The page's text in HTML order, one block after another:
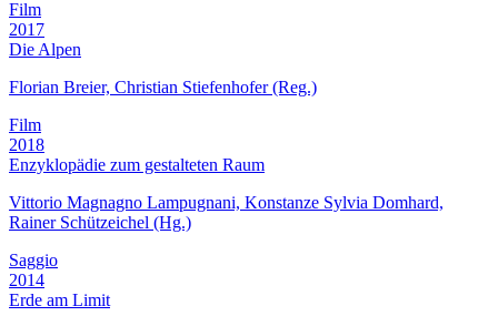
Film
2017
Die Alpen
Florian Breier, Christian Stiefenhofer (Reg.)
Film
2018
Enzyklopädie zum gestalteten Raum
Vittorio Magnagno Lampugnani, Konstanze Sylvia Domhard,
Rainer Schützeichel (Hg.)
Saggio
2014
Erde am Limit